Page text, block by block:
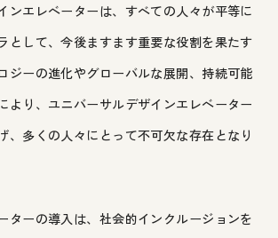
ンエレベーターは、すべての人々が平等に
として、今後ますます重要な役割を果たす
ジーの進化やグローバルな展開、持続可能
より、ユニバーサルデザインエレベーター
、多くの人々にとって不可欠な存在となり
ターの導入は、社会的インクルージョンを